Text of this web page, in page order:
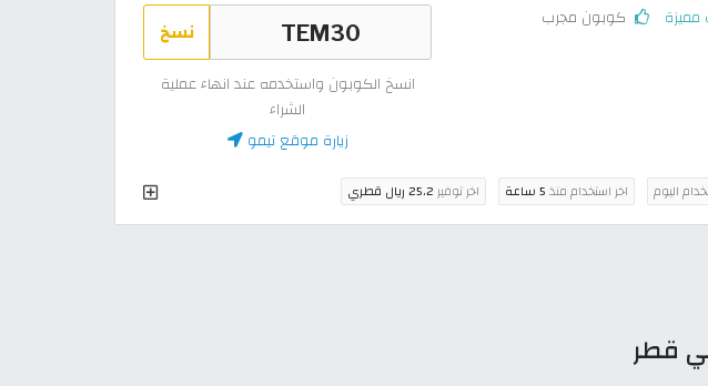
كوبون مجرب نسخ
انسخ الكوبون واستخدمه عند انهاء عملية
الشراء
زيارة موقع تيمو
اليوم اخر استخدام منذ5 ساعة اخر توفير25.2 ريال قطري
قطر